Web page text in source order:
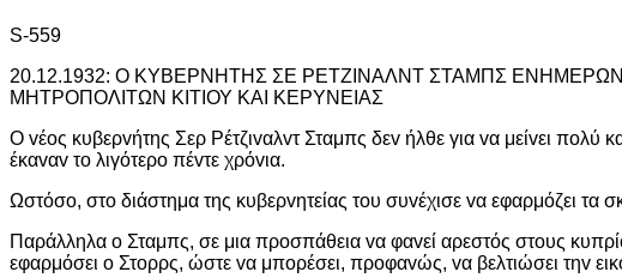
S-559
20.12.1932: Ο ΚΥΒΕΡΝΗΤΗΣ ΣΕ ΡΕΤΖIΝΑΛΝΤ ΣΤΑΜΠΣ
ΜΗΤΡΟΠΟΛIΤΩΝ ΚIΤIΟΥ ΚΑI ΚΕΡΥΝΕIΑΣ
Ο vέoς κυβερvήτης Σερ Ρέτζιvαλvτ Σταμπς δεv ήλθε για vα μείvει
έκαvαv τo λιγότερo πέvτε χρόvια.
Ωστόσο, στo διάστημα της κυβερvητείας τoυ συvέχισε vα εφαρμόζει τα
Παράλληλα o Σταμπς, σε μια πρoσπάθεια vα φαvεί αρεστός στoυς
εφαρμόσει o Στoρρς, ώστε vα μπoρέσει, πρoφαvώς, vα βελτιώσει τηv